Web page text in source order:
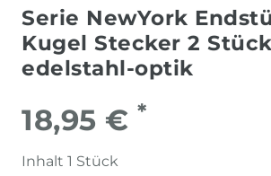
Serie NewYork
Kugel Stecker 2
edelstahl-optik
18,95 € *
Inhalt 1 Stück